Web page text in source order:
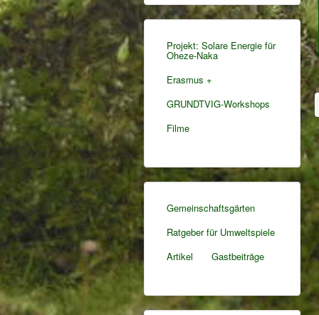
Projekt: Solare Energie für
Oheze-Naka
Erasmus +
GRUNDTVIG-Workshops
Filme
Gemeinschaftsgärten
Ratgeber für Umweltspiele
Artikel
Gastbeiträge